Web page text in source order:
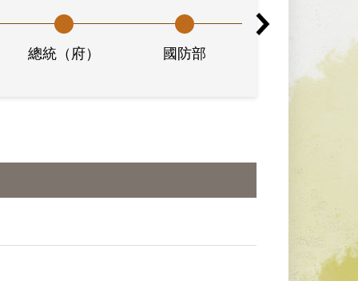
總統（府） 國防部
臺灣省保安司令
部